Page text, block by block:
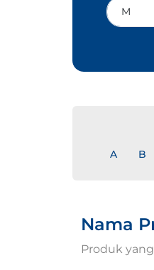
A B
Nama
Produk